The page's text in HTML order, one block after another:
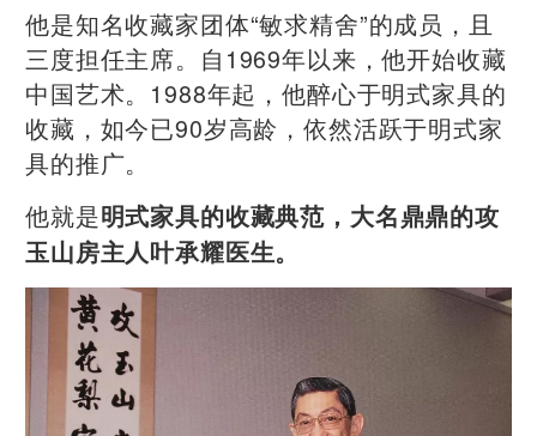
他是知名收藏家团体“敏求精舍”的成员，且
三度担任主席。 自1969年以来，他开始收藏
中国艺术。1988年起，他醉心于明式家具的
收藏，如今已90岁高龄，依然活跃于明式家
具的推广。
他就是明式家具的收藏典范，大名鼎鼎的攻
玉山房主人叶承耀医生。